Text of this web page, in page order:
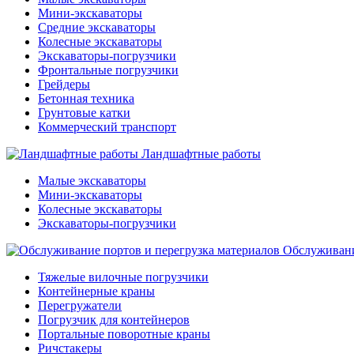
Мини-экскаваторы
Средние экскаваторы
Колесные экскаваторы
Экскаваторы-погрузчики
Фронтальные погрузчики
Грейдеры
Бетонная техника
Грунтовые катки
Коммерческий транспорт
Ландшафтные работы
Малые экскаваторы
Мини-экскаваторы
Колесные экскаваторы
Экскаваторы-погрузчики
Тяжелые вилочные погрузчики
Контейнерные краны
Перегружатели
Погрузчик для контейнеров
Портальные поворотные краны
Ричстакеры